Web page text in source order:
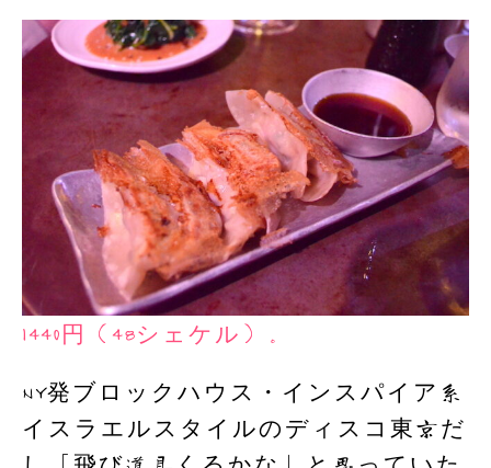
1440円（48シェケル）。
NY発ブロックハウス・インスパイア系
イスラエルスタイルのディスコ東京だ